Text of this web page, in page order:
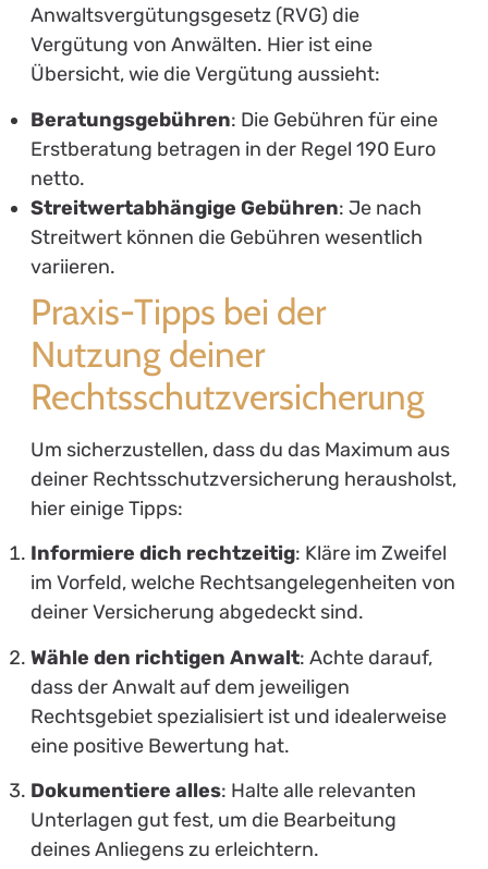
Anwaltsvergütungsgesetz (RVG) die
Vergütung von Anwälten. Hier ist eine
Übersicht, wie die Vergütung aussieht:
Beratungsgebühren: Die Gebühren für eine
Erstberatung betragen in der Regel 190 Euro
netto.
Streitwertabhängige Gebühren: Je nach
Streitwert können die Gebühren wesentlich
variieren.
Praxis-Tipps bei der
Nutzung deiner
Rechtsschutzversicherung
Um sicherzustellen, dass du das Maximum aus
deiner Rechtsschutzversicherung herausholst,
hier einige Tipps:
Informiere dich rechtzeitig: Kläre im Zweifel
im Vorfeld, welche Rechtsangelegenheiten von
deiner Versicherung abgedeckt sind.
Wähle den richtigen Anwalt: Achte darauf,
dass der Anwalt auf dem jeweiligen
Rechtsgebiet spezialisiert ist und idealerweise
eine positive Bewertung hat.
Dokumentiere alles: Halte alle relevanten
Unterlagen gut fest, um die Bearbeitung
deines Anliegens zu erleichtern.